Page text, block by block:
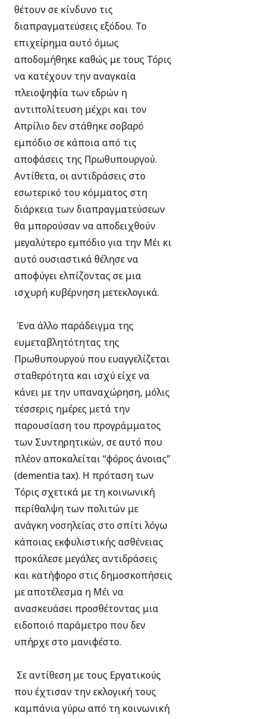
θέτουν σε κίνδυνο τις
διαπραγματεύσεις εξόδου. Το
επιχείρημα αυτό όμως
αποδομήθηκε καθώς με τους Τόρις
να κατέχουν την αναγκαία
πλειοψηφία των εδρών η
αντιπολίτευση μέχρι και τον
Απρίλιο δεν στάθηκε σοβαρό
εμπόδιο σε κάποια από τις
αποφάσεις της Πρωθυπουργού.
Αντίθετα, οι αντιδράσεις στο
εσωτερικό του κόμματος στη
διάρκεια των διαπραγματεύσεων
θα μπορούσαν να αποδειχθούν
μεγαλύτερο εμπόδιο για την Μέι κι
αυτό ουσιαστικά θέλησε να
αποφύγει ελπίζοντας σε μια
ισχυρή κυβέρνηση μετεκλογικά.
Ένα άλλο παράδειγμα της
ευμεταβλητότητας της
Πρωθυπουργού που ευαγγελίζεται
σταθερότητα και ισχύ είχε να
κάνει με την υπαναχώρηση, μόλις
τέσσερις ημέρες μετά την
παρουσίαση του προγράμματος
των Συντηρητικών, σε αυτό που
πλέον αποκαλείται “φόρος άνοιας”
(dementia tax). H πρόταση των
Τόρις σχετικά με τη κοινωνική
περίθαλψη των πολιτών με
ανάγκη νοσηλείας στο σπίτι λόγω
κάποιας εκφυλιστικής ασθένειας
προκάλεσε μεγάλες αντιδράσεις
και κατήφορο στις δημοσκοπήσεις
με αποτέλεσμα η Μέι να
ανασκευάσει προσθέτοντας μια
ειδοποιό παράμετρο που δεν
υπήρχε στο μανιφέστο.
Σε αντίθεση με τους Εργατικούς
που έχτισαν την εκλογική τους
καμπάνια γύρω από τη κοινωνική